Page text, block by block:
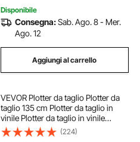
Disponibile
Consegna:Sab. Ago. 8 - Mer.
Ago. 12
Aggiungi al carrello
VEVOR Plotter da taglio Plotter da
taglio 135 cm Plotter da taglio in
vinile Plotter da taglio in vinile
Macchina con plotter Signmaster
Software Plotter
(224)